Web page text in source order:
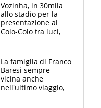
Vozinha, in 30mila
allo stadio per la
presentazione al
Colo-Colo tra luci,
La famiglia di Franco
Baresi sempre
vicina anche
nell'ultimo viaggio,